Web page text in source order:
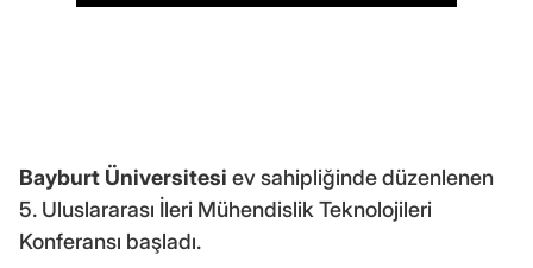
Bayburt Üniversitesi ev sahipliğinde düzenlenen
5. Uluslararası İleri Mühendislik Teknolojileri
Konferansı başladı.